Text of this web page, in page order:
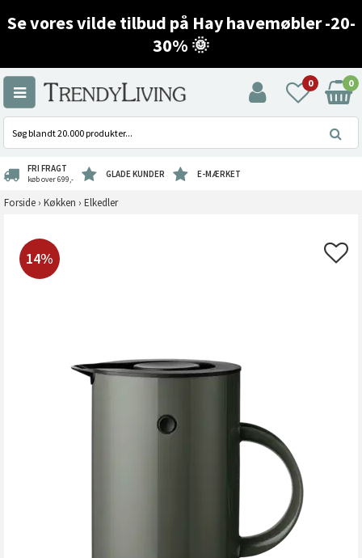
Se vores vilde tilbud på Hay havemøbler -20-
30% 🌞
0 0
FRI FRAGT
køb over 699,- GLADE KUNDER E-MÆRKET
Forside › Køkken › Elkedler
14%